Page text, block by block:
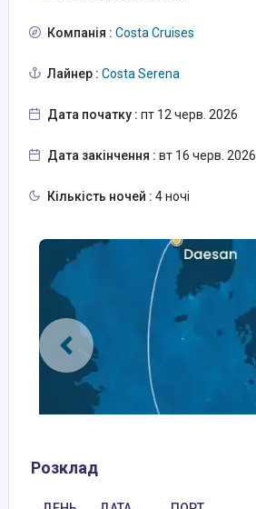
Компанія : Costa Cruises
Лайнер : Costa Serena
Дата початку : пт 12 черв. 2026
Дата закінчення : вт 16 черв. 2026
Кількість ночей : 4 ночі
Розклад